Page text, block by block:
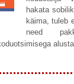
hakata
käima, tuleb
need